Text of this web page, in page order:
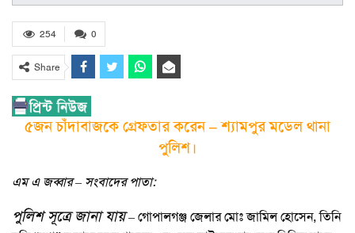
0
254
Share
৫জন চাঁদাবাজকে গ্রেফতার করেন – শ্যামপুর মডেল থানা
পুলিশ।
এম এ জব্বার – সংবাদের পাতা:
পুলিশ সূত্রে জানা যায়– গোপালগঞ্জ জেলার মোঃ জামিল হোসেন, তিনি